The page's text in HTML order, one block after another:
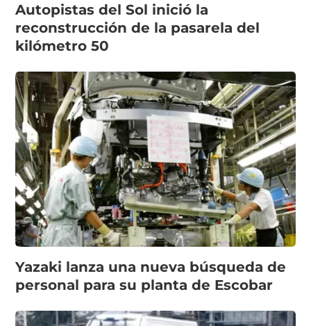
Autopistas del Sol inició la
reconstrucción de la pasarela del
kilómetro 50
Yazaki lanza una nueva búsqueda de
personal para su planta de Escobar